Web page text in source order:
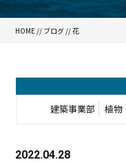
HOME // ブログ // 花
建築事業部 植物
2022.04.28